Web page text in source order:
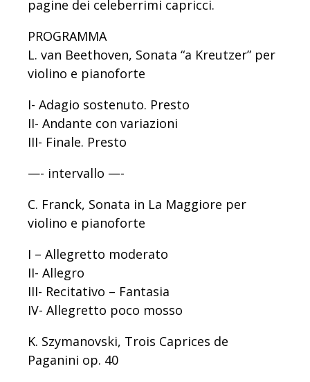
pagine dei celeberrimi capricci.
PROGRAMMA
L. van Beethoven, Sonata “a Kreutzer” per
violino e pianoforte
I- Adagio sostenuto. Presto
II- Andante con variazioni
III- Finale. Presto
—- intervallo —-
C. Franck, Sonata in La Maggiore per
violino e pianoforte
I – Allegretto moderato
II- Allegro
III- Recitativo – Fantasia
IV- Allegretto poco mosso
K. Szymanovski, Trois Caprices de
Paganini op. 40